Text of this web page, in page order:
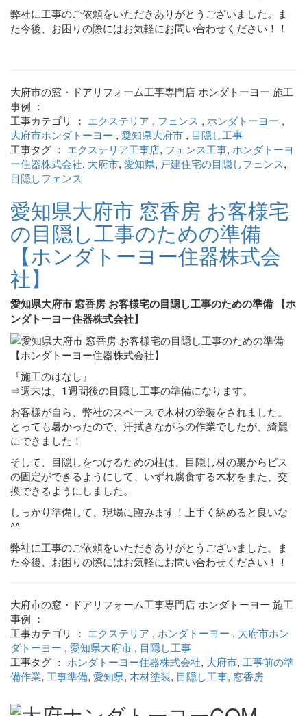
弊社に工事のご依頼をいただきありがとうございました。ま
た今後、お困りの際にはお気軽にお問い合わせください！！
大府市の窓・ドアリフォーム工事専門店 ホンダトーヨー 施工
事例 ：
工事カテゴリ ： エクステリア , フェンス , ホンダトーヨー ,
大府市ホンダトーヨー , 愛知県大府市 , 目隠し工事
工事タグ ： エクステリア工事店, フェンス工事, ホンダトーヨ
ー住器株式会社, 大府市, 愛知県, 戸建住宅の目隠しフェンス,
目隠しフェンス
愛知県大府市 窓香房 お客様宅
の目隠し工事のための準備
【ホンダトーヨー住器株式会
社】
愛知県大府市 窓香房 お客様宅の目隠し工事のための準備 【ホ
ンダトーヨー住器株式会社】
『施工のはなし』
⇒週末は、1週間後の目隠し工事の準備になります。
お客様が自ら、弊社のスペースで木材の塗装をされました。
とっても暑かったので、汗拭きながらの作業でしたが、綺麗
にできました！
そして、目隠しをつけるための柱は、目隠し材の裏からビス
の固定ができるようにして、いずれ腐食する木材をまた、交
換できるようにしました。
しっかり準備して、現場に臨みます！上手く納めると良いな
^^
弊社に工事のご依頼をいただきありがとうございました。ま
た今後、お困りの際にはお気軽にお問い合わせください！！
大府市の窓・ドアリフォーム工事専門店 ホンダトーヨー 施工
事例 ：
工事カテゴリ ： エクステリア , ホンダトーヨー , 大府市ホン
ダトーヨー , 愛知県大府市 , 目隠し工事
工事タグ ： ホンダトーヨー住器株式会社, 大府市, 工事前の準
備作業, 工事準備, 愛知県, 木材塗装, 目隠し工事, 窓香房